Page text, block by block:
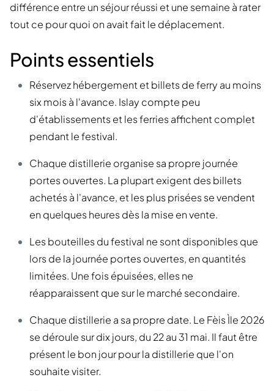
différence entre un séjour réussi et une semaine à rater
tout ce pour quoi on avait fait le déplacement.
Points essentiels
Réservez hébergement et billets de ferry au moins
six mois à l'avance. Islay compte peu
d'établissements et les ferries affichent complet
pendant le festival.
Chaque distillerie organise sa propre journée
portes ouvertes. La plupart exigent des billets
achetés à l'avance, et les plus prisées se vendent
en quelques heures dès la mise en vente.
Les bouteilles du festival ne sont disponibles que
lors de la journée portes ouvertes, en quantités
limitées. Une fois épuisées, elles ne
réapparaissent que sur le marché secondaire.
Chaque distillerie a sa propre date. Le Fèis Ìle 2026
se déroule sur dix jours, du 22 au 31 mai. Il faut être
présent le bon jour pour la distillerie que l'on
souhaite visiter.